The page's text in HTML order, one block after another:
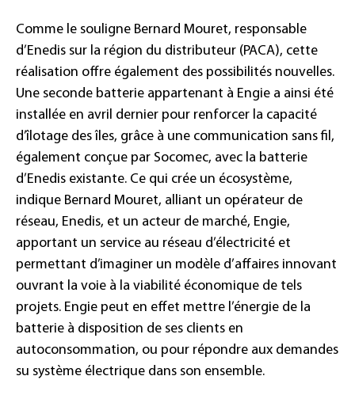
Comme le souligne Bernard Mouret, responsable
d’Enedis sur la région du distributeur (PACA), cette
réalisation offre également des possibilités nouvelles.
Une seconde batterie appartenant à Engie a ainsi été
installée en avril dernier pour renforcer la capacité
d’îlotage des îles, grâce à une communication sans fil,
également conçue par Socomec, avec la batterie
d’Enedis existante. Ce qui crée un écosystème,
indique Bernard Mouret, alliant un opérateur de
réseau, Enedis, et un acteur de marché, Engie,
apportant un service au réseau d’électricité et
permettant d’imaginer un modèle d’affaires innovant
ouvrant la voie à la viabilité économique de tels
projets. Engie peut en effet mettre l’énergie de la
batterie à disposition de ses clients en
autoconsommation, ou pour répondre aux demandes
su système électrique dans son ensemble.